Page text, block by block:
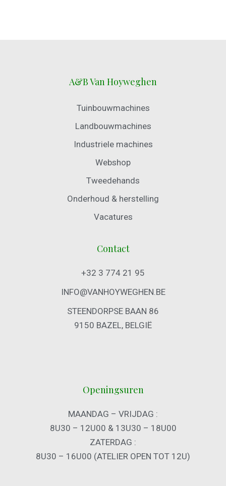
A&B Van Hoyweghen
Tuinbouwmachines
Landbouwmachines
Industriele machines
Webshop
Tweedehands
Onderhoud & herstelling
Vacatures
Contact
+32 3 774 21 95
INFO@VANHOYWEGHEN.BE
STEENDORPSE BAAN 86
9150 BAZEL, BELGIË
Openingsuren
MAANDAG – VRIJDAG :
8U30 – 12U00 & 13U30 – 18U00
ZATERDAG :
8U30 – 16U00 (ATELIER OPEN TOT 12U)